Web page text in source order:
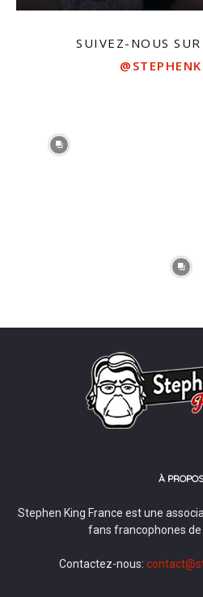
SUIVEZ-NOUS
À PROPOS
Stephen King France est une
fans francophones de
Contactez-nous: